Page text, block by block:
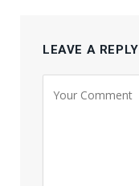
LEAVE A REPLY